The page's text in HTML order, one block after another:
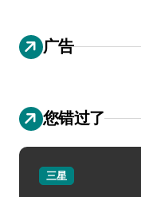
广告
您错过了
三星